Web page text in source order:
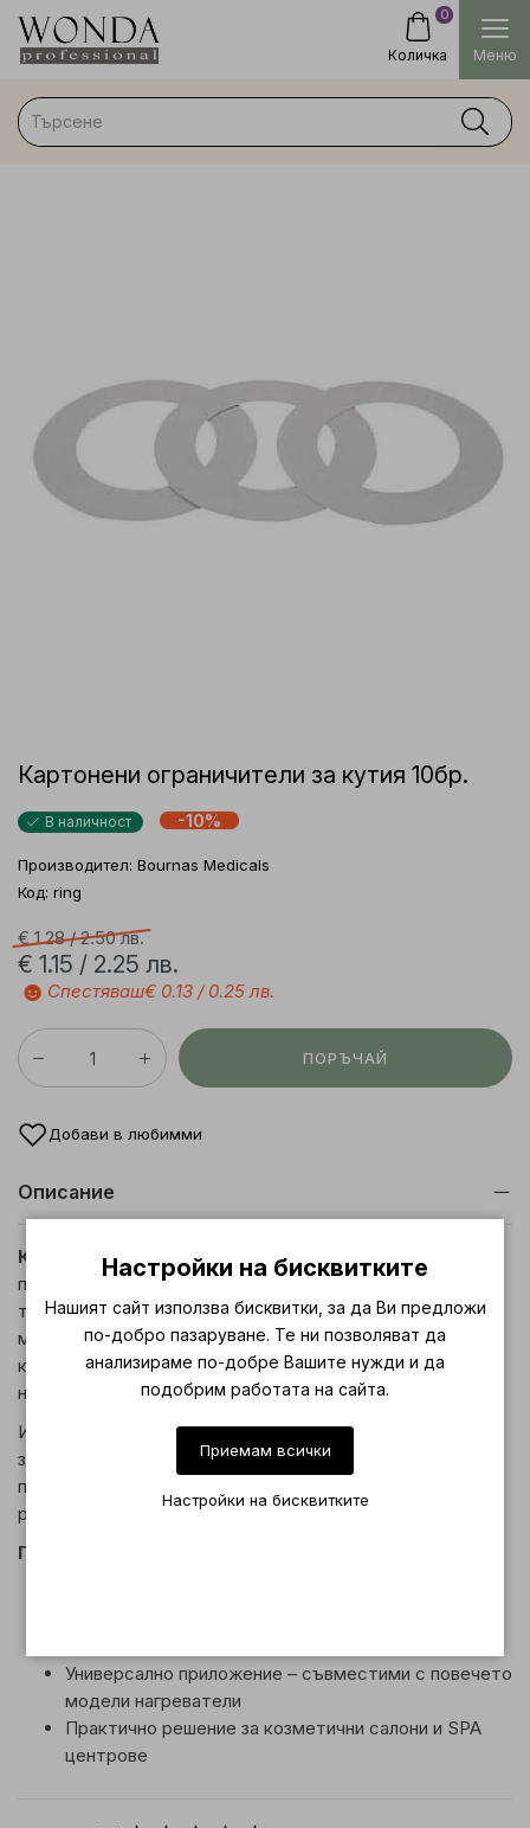
0
Количка Меню
Картонени ограничители за кутия 10бр.
В наличност -10%
Производител: Bournas Medicals
Код: ring
€ 1.15 / 2.25 лв.
€ 1.28 /2.50 лв.
☻ Спестяваш€ 0.13 / 0.25 лв.
ПОРЪЧАЙ
Добави в любимми
Описание
Картонените ограничители за кола маска
практичен и незаменим аксесоар за всяка процедура с
топъл восък. Те се поставят между кутията с кола
маска (800 мл) и подгряващия апарат, като действат
като бариера срещу разливане, стичане или попадането
на восък в самия нагревател.
Изработени от устойчив картон, ограничителите
запазват уреда чист и удължават живота му, като
предотвратяват натрупването на кола маска около
ръбовете на нагревателя.
Предимства:
Универсално приложение – съвместими с повечето
модели нагреватели
Практично решение за козметични салони и SPA
центрове
Настройки на бисквитките
Нашият сайт използва бисквитки, за да Ви предложи
по-добро пазаруване. Те ни позволяват да
анализираме по-добре Вашите нужди и да
подобрим работата на сайта.
Приемам всички
Настройки на бисквитките